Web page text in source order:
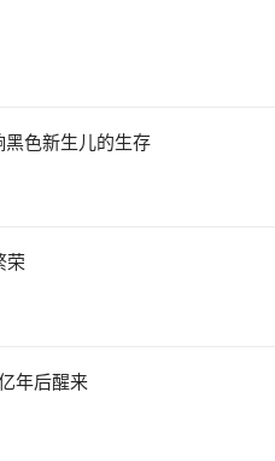
色新生儿的生存
荣
年后醒来